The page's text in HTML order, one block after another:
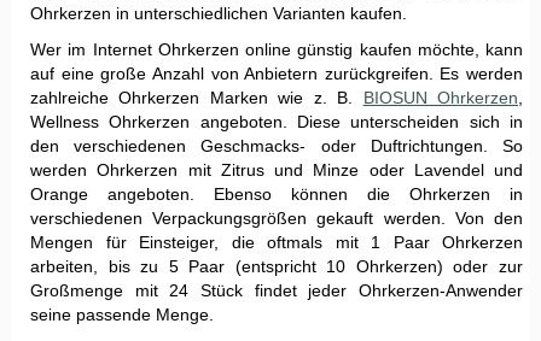
Ohrkerzen in unterschiedlichen Varianten kaufen.
Wer im Internet Ohrkerzen online günstig kaufen möchte, kann
auf eine große Anzahl von Anbietern zurückgreifen. Es werden
zahlreiche Ohrkerzen Marken wie z. B. BIOSUN Ohrkerzen
Wellness Ohrkerzen angeboten. Diese unterscheiden sich in
den verschiedenen Geschmacks- oder Duftrichtungen. So
werden Ohrkerzen mit Zitrus und Minze oder Lavendel und
Orange angeboten. Ebenso können die Ohrkerzen in
verschiedenen Verpackungsgrößen gekauft werden. Von den
Mengen für Einsteiger, die oftmals mit 1 Paar Ohrkerzen
arbeiten, bis zu 5 Paar (entspricht 10 Ohrkerzen) oder zur
Großmenge mit 24 Stück findet jeder Ohrkerzen-Anwender
seine passende Menge.